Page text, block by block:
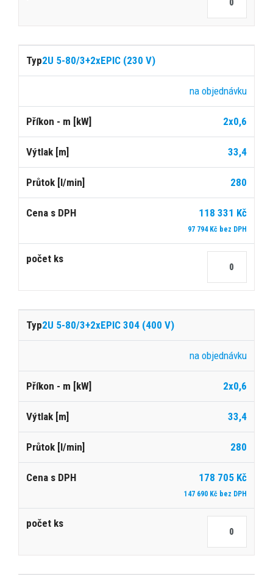
2U 5-80/3+2xEPIC (230 V)
na objednávku
2x0,6
33,4
280
118 331 Kč
97 794 Kč bez DPH
2U 5-80/3+2xEPIC 304 (400 V)
na objednávku
2x0,6
33,4
280
178 705 Kč
147 690 Kč bez DPH